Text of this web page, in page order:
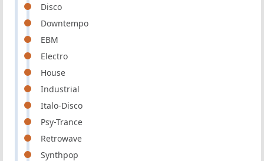
Disco
Downtempo
EBM
Electro
House
Industrial
Italo-Disco
Psy-Trance
Retrowave
Synthpop